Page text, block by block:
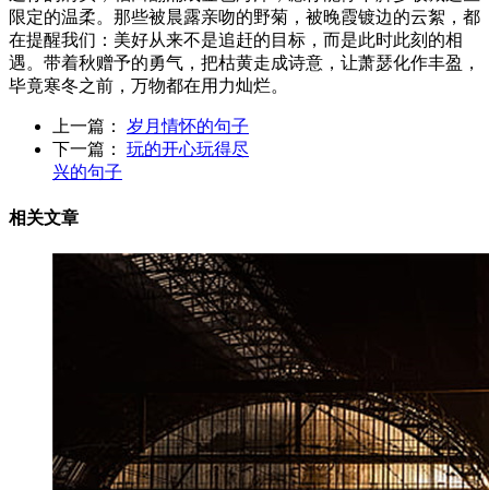
限定的温柔。那些被晨露亲吻的野菊，被晚霞镀边的云絮，都
在提醒我们：美好从来不是追赶的目标，而是此时此刻的相
遇。带着秋赠予的勇气，把枯黄走成诗意，让萧瑟化作丰盈，
毕竟寒冬之前，万物都在用力灿烂。
上一篇：
岁月情怀的句子
下一篇：
玩的开心玩得尽
兴的句子
相关文章